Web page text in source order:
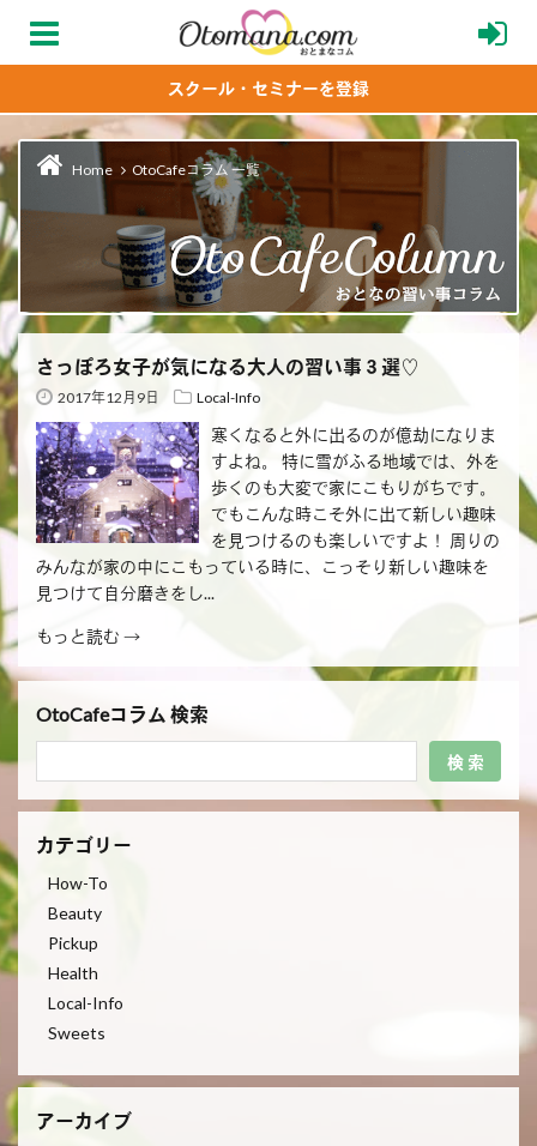
スクール・セミナーを登録
Home OtoCafeコラム 一覧
さっぽろ女子が気になる大人の習い事３選♡
2017年12月9日 Local-Info
寒くなると外に出るのが億劫になりま
すよね。 特に雪がふる地域では、外を
歩くのも大変で家にこもりがちです。
でもこんな時こそ外に出て新しい趣味
を見つけるのも楽しいですよ！ 周りの
みんなが家の中にこもっている時に、こっそり新しい趣味を
見つけて自分磨きをし...
もっと読む →
OtoCafeコラム 検索
検 索
カテゴリー
How-To
Beauty
Pickup
Health
Local-Info
Sweets
アーカイブ